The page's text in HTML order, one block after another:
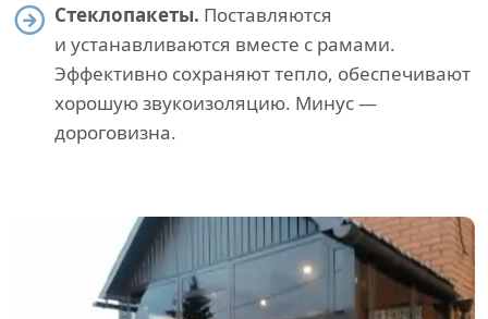
Стеклопакеты. Поставляются
и устанавливаются вместе с рамами.
Эффективно сохраняют тепло, обеспечивают
хорошую звукоизоляцию. Минус —
дороговизна.